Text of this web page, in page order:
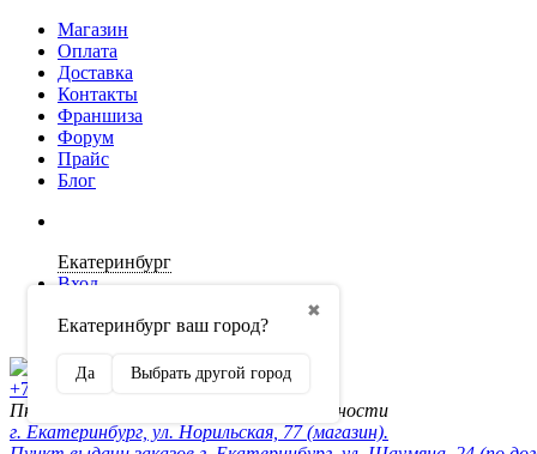
Магазин
Оплата
Доставка
Контакты
Франшиза
Форум
Прайс
Блог
Екатеринбург
✖
Екатеринбург ваш город?
Да Выбрать другой город
Вход
Регистрация
+7 (902) 872-54-70
Пн-Пт 10:00-20:00, сб-вск по договорённости
г. Екатеринбург, ул. Норильская, 77 (магазин).